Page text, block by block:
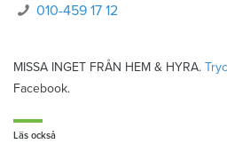
010-459 17 12
MISSA INGET FRÅN HEM & HYRA.
Facebook.
Läs också